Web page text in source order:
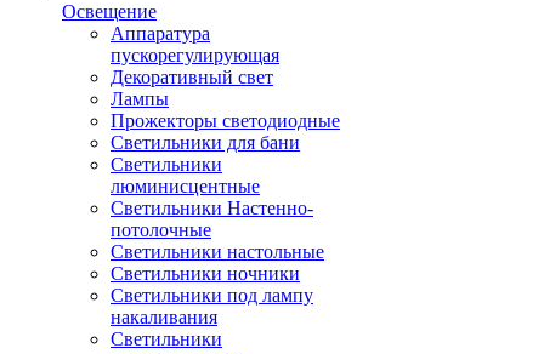
Освещение
Аппаратура
пускорегулирующая
Декоративный свет
Лампы
Прожекторы светодиодные
Светильники для бани
Светильники
люминисцентные
Светильники Настенно-
потолочные
Светильники настольные
Светильники ночники
Светильники под лампу
накаливания
Светильники